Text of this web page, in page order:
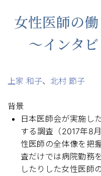
女性医師の
～インタ
上家 和子、 北村 節子
背景
日本医師会が実施し
する調査（2017年8
性医師の全体像を把
査だけでは病院勤務
したりした女性医師